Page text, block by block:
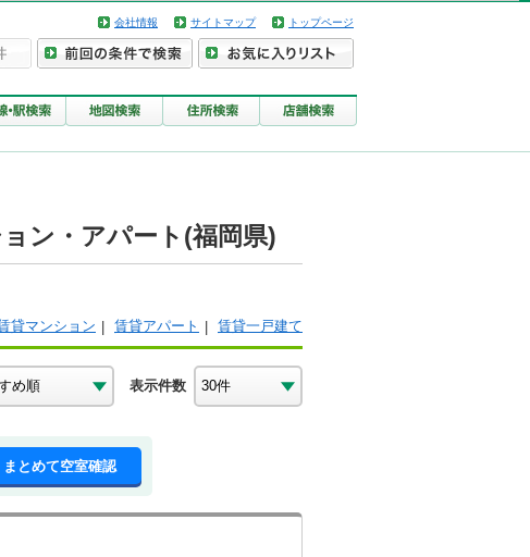
会社情報 サイトマップ トップページ
ン・アパート(福岡県)
貸マンション 賃貸アパート 賃貸一戸建て
表示件数
まとめて空室確認